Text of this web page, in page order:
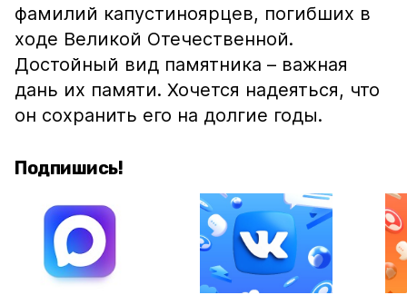
фамилий капустиноярцев, погибших в
ходе Великой Отечественной.
Достойный вид памятника – важная
дань их памяти. Хочется надеяться, что
он сохранить его на долгие годы.
Подпишись!